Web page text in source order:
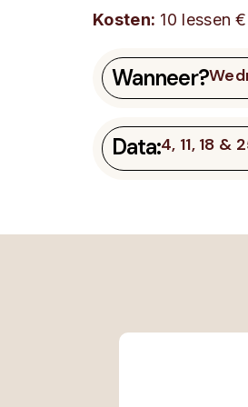
Kosten: 10 lessen
Wanneer?
Data:4, 11, 18 &
‘Teacher